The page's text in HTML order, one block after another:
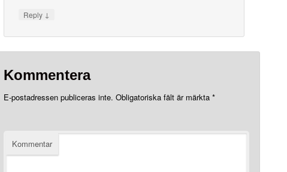
Reply ↓
Kommentera
E-postadressen publiceras inte. Obligatoriska fält är märkta *
Kommentar